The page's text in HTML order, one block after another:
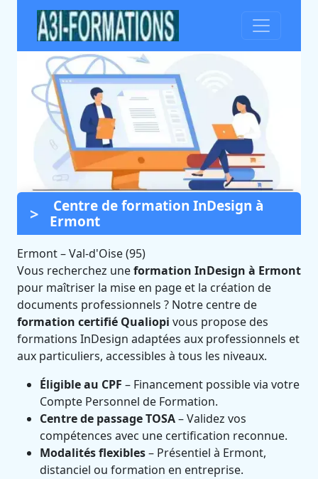
Formation InDesign à
Ermont (Val-d'Oise)
Certifié Qualiopi et éligible CPF
Centre de formation InDesign à
Ermont
Ermont–Val-d'Oise (95)
Vous recherchez uneformation InDesign à Ermont
pour maîtriser la mise en page et la création de
documents professionnels ? Notre centre de
formation certifié Qualiopi vous propose des
formations InDesign adaptées aux professionnels et
aux particuliers, accessibles à tous les niveaux.
Éligible au CPF – Financement possible via votre
Compte Personnel de Formation.
Centre de passage TOSA– Validez vos
compétences avec une certification reconnue.
Modalités flexibles– Présentiel à Ermont,
distanciel ou formation en entreprise.